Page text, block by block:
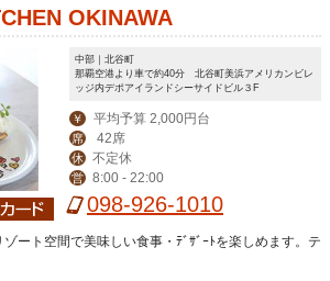
OKINAWA
中部｜北谷町
那覇空港より車で約40分 北谷町美浜アメリカンビレ
ッジ内デポアイランドシーサイドビル３F
￥ 平均予算 2,000円台
席 42席
休 不定休
営 8:00 - 22:00
098-926-1010
ート空間で美味しい食事・ﾃﾞｻﾞｰﾄを楽しめます。テ